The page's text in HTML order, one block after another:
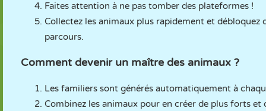
Faites attention à ne pas tomber des plateformes !
Collectez les animaux plus rapidement et débloquez
parcours.
Comment devenir un maître des animaux ?
Les familiers sont générés automatiquement à
Combinez les animaux pour en créer de plus forts et